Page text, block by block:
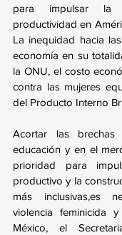
para impulsar
productividad en
La inequidad hacia
economía en su
la ONU, el costo
contra las mujeres
del Producto Interno
Acortar las
educación y en el
prioridad para
productivo y la
más inclusivas,es
violencia feminicida
México, el